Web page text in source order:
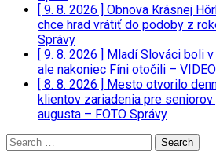
[ 9. 8. 2026 ] Obnova Krásnej
chce hrad vrátiť do podoby z
Správy
[ 9. 8. 2026 ] Mladí Slováci boli
ale nakoniec Fíni otočili – VIDEO
[ 8. 8. 2026 ] Mesto otvorilo
klientov zariadenia pre
augusta – FOTO Správy
Search